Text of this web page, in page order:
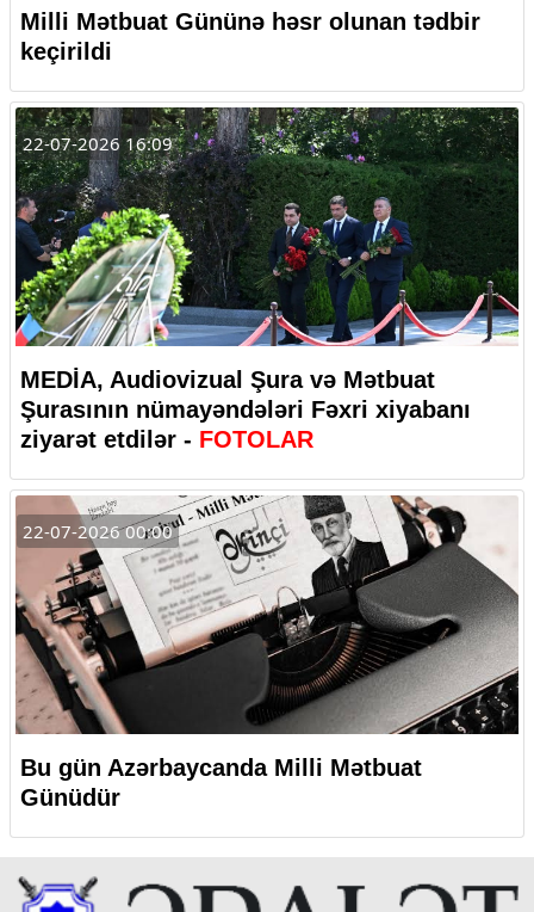
Milli Mətbuat Gününə həsr olunan tədbir
keçirildi
22-07-2026 16:09
MEDİA, Audiovizual Şura və Mətbuat
Şurasının nümayəndələri Fəxri xiyabanı
ziyarət etdilər - FOTOLAR
22-07-2026 00:00
Bu gün Azərbaycanda Milli Mətbuat
Günüdür